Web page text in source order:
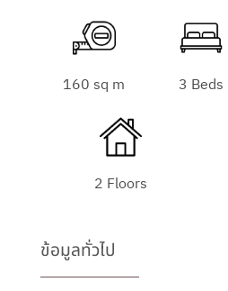
160 sq m 3 Beds
2 Floors
ข้อมูลทั่วไป